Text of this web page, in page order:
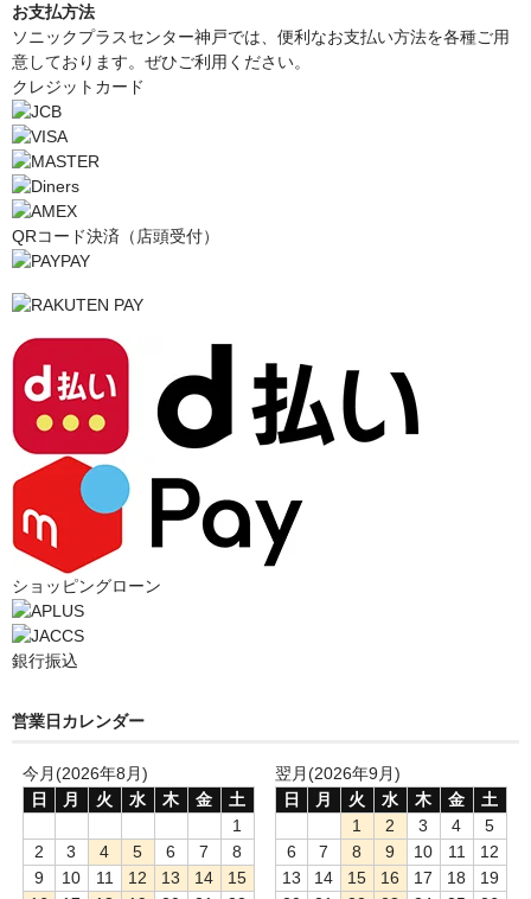
お支払方法
ソニックプラスセンター神戸では、便利なお支払い方法を各種ご用
意しております。ぜひご利用ください。
クレジットカード
QRコード決済（店頭受付）
ショッピングローン
銀行振込
営業日カレンダー
今月(2026年8月)
日
月 火 水 木 金
土
1
2
3 4 5 6 7
8
9
10 11 12 13 14
15
翌月(2026年9月)
日
月 火 水 木 金
土
1
2 3 4
5
6
7 8 9 10 11
12
13
14 15 16 17 18
19